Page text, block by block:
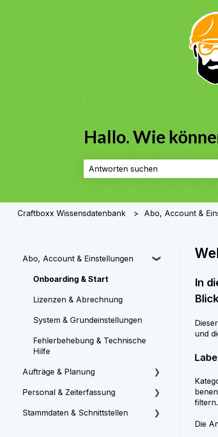
Hallo. Wie
Es gibt keine Vorschläge, da das
Craftboxx Wissensdatenbank Abo, Account &
In
und
filtern.
Die
Abo, Account & Einstellungen
Onboarding & Start
Lizenzen & Abrechnung
System & Grundeinstellungen
Fehlerbehebung & Technische
Hilfe
Aufträge & Planung
Aufträge & Termine erstellen
Plantafel & Kalender
Personal & Zeiterfassung
Personal & Rechte verwalten
Stammdaten & Schnittstellen